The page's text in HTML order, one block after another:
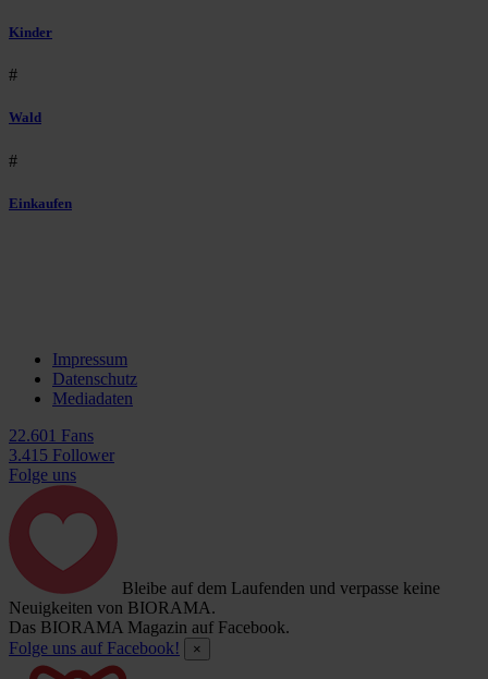
Kinder
#
Wald
#
Einkaufen
Impressum
Datenschutz
Mediadaten
22.601 Fans
3.415 Follower
Folge uns
Bleibe auf dem Laufenden und verpasse keine
Neuigkeiten von BIORAMA.
Das BIORAMA Magazin auf Facebook.
Folge uns auf Facebook!
×